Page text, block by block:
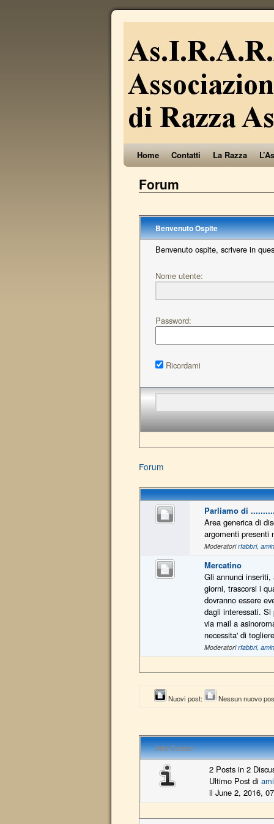
Home Contatti La Razza
Forum
BenvenutoOspite
Benvenuto ospite, scrivere in
Nome utente:
Password:
Ricordami
Forum
Parliamo di
Area generica di
argomenti presenti
Moderatorirfabbri,
Mercatino
Gli annunci inseriti,
giorni, trascorsi i
dovranno essere
dagli interessati. Si
via mail a
necessita' di
Moderatorirfabbri,
Nuovi post: Nessun nuovo
Info Center
2 Posts in 2
Ultimo Post di
il June 2, 2016,